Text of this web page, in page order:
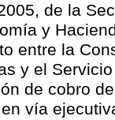
de la
y
entre la
y el
de cobro
vía